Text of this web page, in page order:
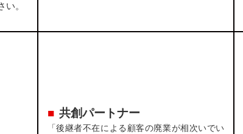
。
共創パートナー
「後継者不在による顧客の廃業が相次いでい